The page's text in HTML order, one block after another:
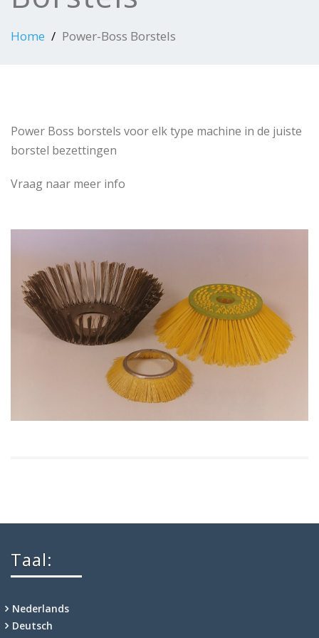
Home Power-Boss Borstels
Power Boss borstels voor elk type machine in de juiste
borstel bezettingen
Vraag naar meer info
Taal:
Nederlands
Deutsch